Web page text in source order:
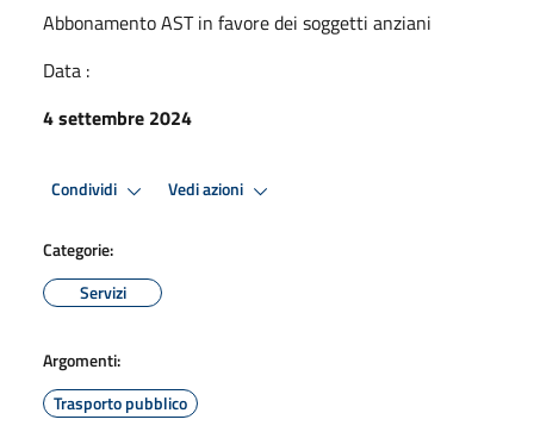
Abbonamento AST in favore dei soggetti anziani
Data :
4 settembre 2024
Condividi Vedi azioni
Categorie:
Servizi
Argomenti:
Trasporto pubblico